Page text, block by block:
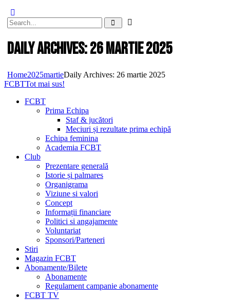
Daily Archives: 26 martie 2025
Home2025martieDaily Archives: 26 martie 2025
FCBTTot mai sus!
FCBT
Prima Echipa
Staf & jucători
Meciuri și rezultate prima echipă
Echipa feminina
Academia FCBT
Club
Prezentare generală
Istorie și palmares
Organigrama
Viziune si valori
Concept
Informații financiare
Politici si angajamente
Voluntariat
Sponsori/Parteneri
Stiri
Magazin FCBT
Abonamente/Bilete
Abonamente
Regulament campanie abonamente
FCBT TV